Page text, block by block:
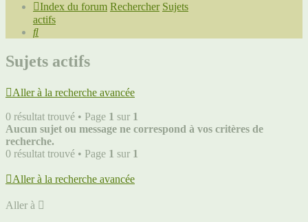
Index du forum Rechercher Sujets
actifs
Rechercher
Sujets actifs
Aller à la recherche avancée
0 résultat trouvé • Page 1 sur 1
Aucun sujet ou message ne correspond à vos critères de
recherche.
0 résultat trouvé • Page 1 sur 1
Aller à la recherche avancée
Aller à